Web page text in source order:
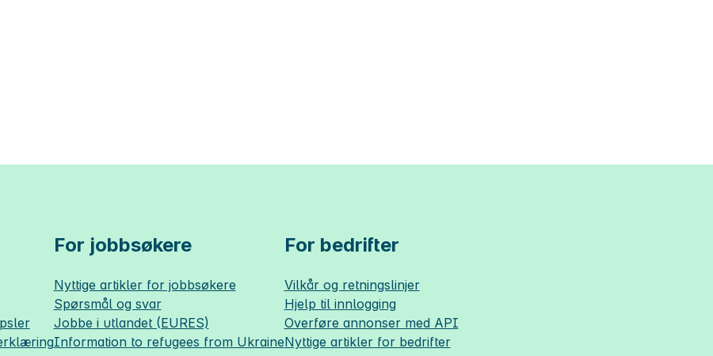
For jobbsøkere
Nyttige artikler for jobbsøkere
Spørsmål og svar
Jobbe i utlandet (EURES)
Information to refugees from Ukraine
For bedrifter
Vilkår og retningslinjer
Hjelp til innlogging
Overføre annonser med API
Nyttige artikler for bedrifter